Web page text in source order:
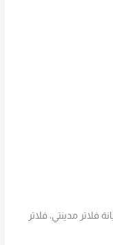
فلاتر مدينتي، فلاتر